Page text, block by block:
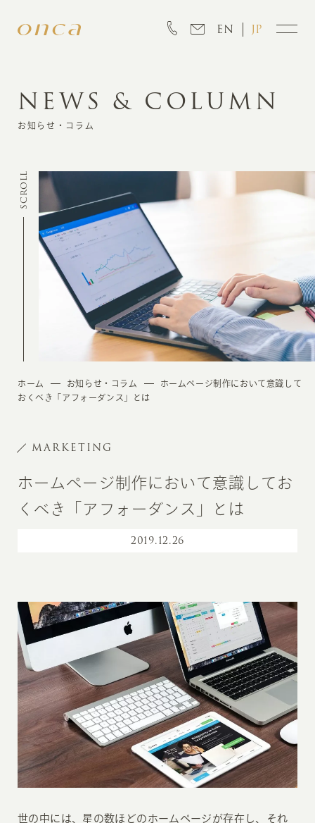
EN JP
INFORMATION
CREATION
MARKETING
NEWS & COLUMN
お知らせ・コラム
SCROLL
ホーム お知らせ・コラム
ホームページ制作において意識して
おくべき「アフォーダンス」とは
MARKETING
ホームページ制作において意識してお
くべき「アフォーダンス」とは
2019.12.26
世の中には、星の数ほどのホームページが存在し、それ